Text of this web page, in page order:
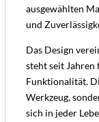
ausgewählten
und
Das Design
steht seit
Funktionalität.
Werkzeug,
sich in jeder